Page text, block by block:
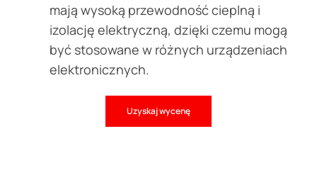
mają wysoką przewodność cieplną i
izolację elektryczną, dzięki czemu mogą
być stosowane w różnych urządzeniach
elektronicznych.
Uzyskaj wycenę